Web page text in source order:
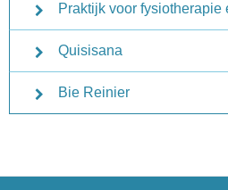
Praktijk voor fysiotherapie
Quisisana
Bie Reinier